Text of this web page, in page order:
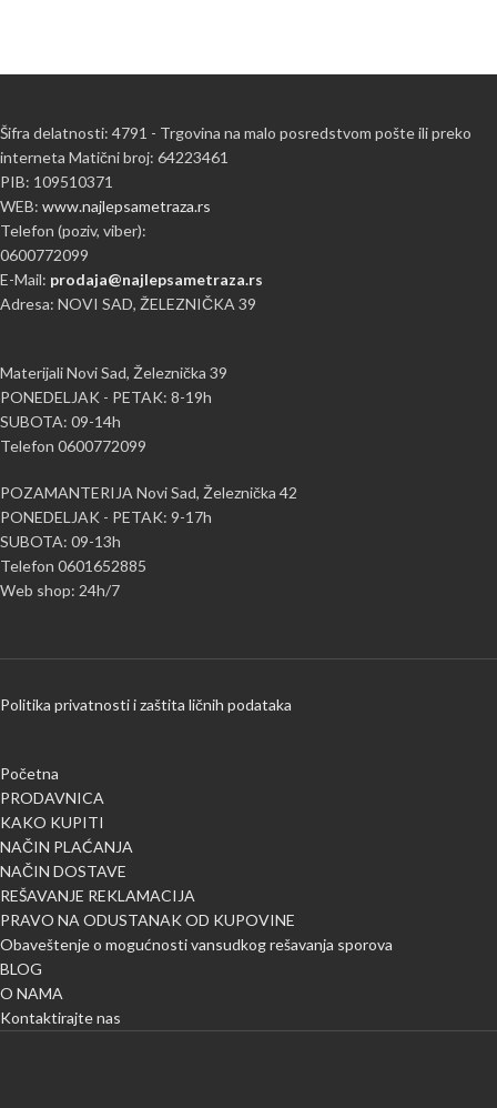
Šifra delatnosti: 4791 - Trgovina na malo posredstvom pošte ili preko
interneta Matični broj: 64223461
PIB: 109510371
WEB: www.najlepsametraza.rs
Telefon (poziv, viber):
0600772099
E-Mail: prodaja@najlepsametraza.rs
Adresa: NOVI SAD, ŽELEZNIČKA 39
Materijali Novi Sad, Železnička 39
PONEDELJAK - PETAK: 8-19h
SUBOTA: 09-14h
Telefon 0600772099
POZAMANTERIJA Novi Sad, Železnička 42
PONEDELJAK - PETAK: 9-17h
SUBOTA: 09-13h
Telefon 0601652885
Web shop: 24h/7
Politika privatnosti i zaštita ličnih podataka
Početna
PRODAVNICA
KAKO KUPITI
NAČIN PLAĆANJA
NAČIN DOSTAVE
REŠAVANJE REKLAMACIJA
PRAVO NA ODUSTANAK OD KUPOVINE
Obaveštenje o mogućnosti vansudkog rešavanja sporova
BLOG
O NAMA
Kontaktirajte nas